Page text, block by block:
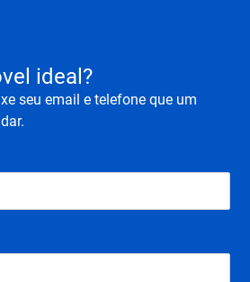
ideal?
seu email e telefone que um